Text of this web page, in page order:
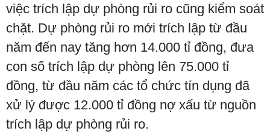
việc trích lập dự phòng rủi ro cũng kiểm soát
chặt. Dự phòng rủi ro mới trích lập từ đầu
năm đến nay tăng hơn 14.000 tỉ đồng, đưa
con số trích lập dự phòng lên 75.000 tỉ
đồng, từ đầu năm các tổ chức tín dụng đã
xử lý được 12.000 tỉ đồng nợ xấu từ nguồn
trích lập dự phòng rủi ro.